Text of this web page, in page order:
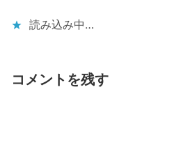
読み込み中…
コメントを残す